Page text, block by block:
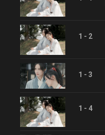
1 - 2
1 - 3
1 - 4